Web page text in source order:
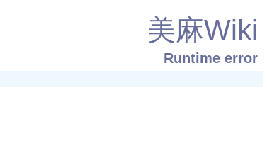
美麻Wiki
Runtime error